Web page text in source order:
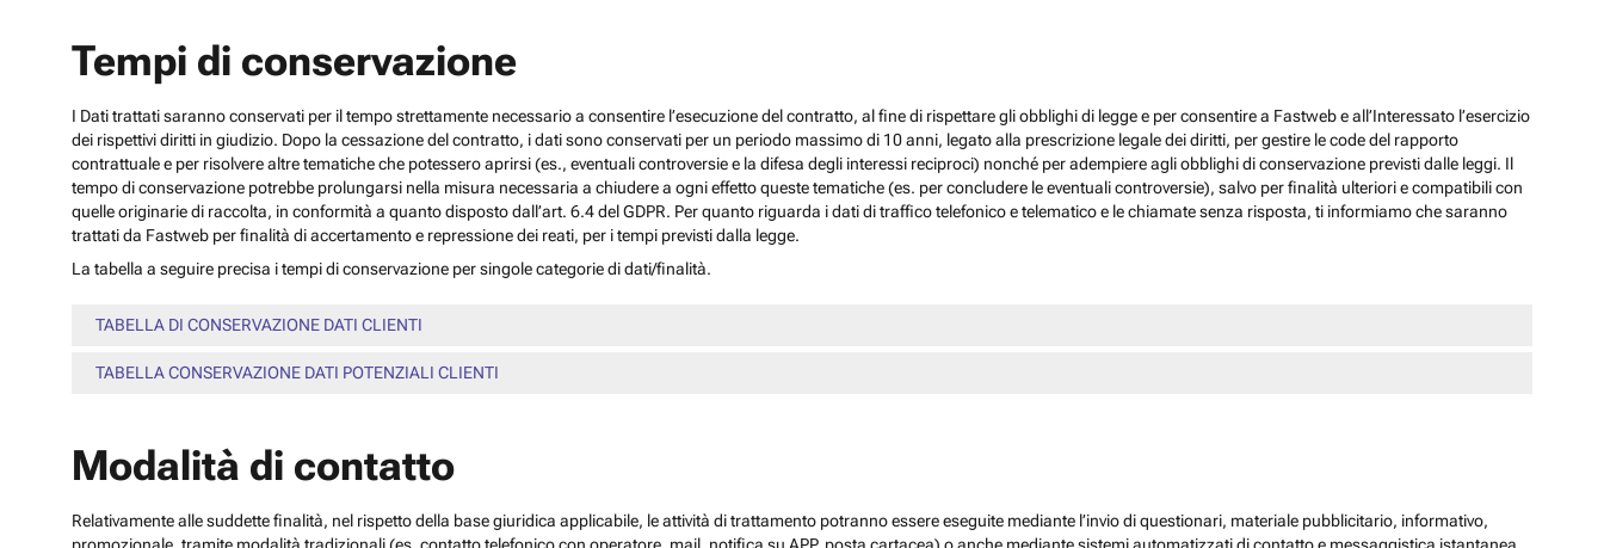
Tempi di conservazione
I Dati trattati saranno conservati per il tempo strettamente necessario a consentire l’esecuzione del contratto, al fine di rispettare gli obblighi di legge e per consentire a Fastweb e all’Interessato l’esercizio
dei rispettivi diritti in giudizio. Dopo la cessazione del contratto, i dati sono conservati per un periodo massimo di 10 anni, legato alla prescrizione legale dei diritti, per gestire le code del rapporto
contrattuale e per risolvere altre tematiche che potessero aprirsi (es., eventuali controversie e la difesa degli interessi reciproci) nonché per adempiere agli obblighi di conservazione previsti dalle leggi. Il
tempo di conservazione potrebbe prolungarsi nella misura necessaria a chiudere a ogni effetto queste tematiche (es. per concludere le eventuali controversie), salvo per finalità ulteriori e compatibili con
quelle originarie di raccolta, in conformità a quanto disposto dall’art. 6.4 del GDPR. Per quanto riguarda i dati di traffico telefonico e telematico e le chiamate senza risposta, ti informiamo che saranno
trattati da Fastweb per finalità di accertamento e repressione dei reati, per i tempi previsti dalla legge.
La tabella a seguire precisa i tempi di conservazione per singole categorie di dati/finalità.
TABELLA DI CONSERVAZIONE DATI CLIENTI
TABELLA CONSERVAZIONE DATI POTENZIALI CLIENTI
Modalità di contatto
Relativamente alle suddette finalità, nel rispetto della base giuridica applicabile, le attività di trattamento potranno essere eseguite mediante l’invio di questionari, materiale pubblicitario, informativo,